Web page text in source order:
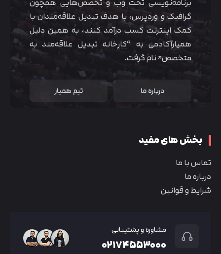
گرافیک و وردپرس، با هدف تبدیل علاقه‌مندان با
کمک اینترنت کسب درآمد کنند، به همین دلیل
همیارآکادمی به “کارخانه تبدیل علاقه‌مند به
متخصص” نام گرفت.
درباره ما تیم همیار
بخش های مفید
تماس با ما
درباره ما
شرایط و قوانین
مشاوره و پشتیبانی
۰۲۱۷۴۵۵۳۰۰۰